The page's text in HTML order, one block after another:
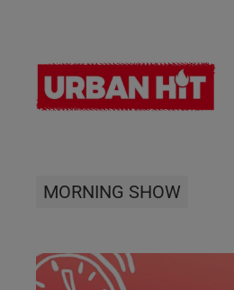
MORNING SHOW